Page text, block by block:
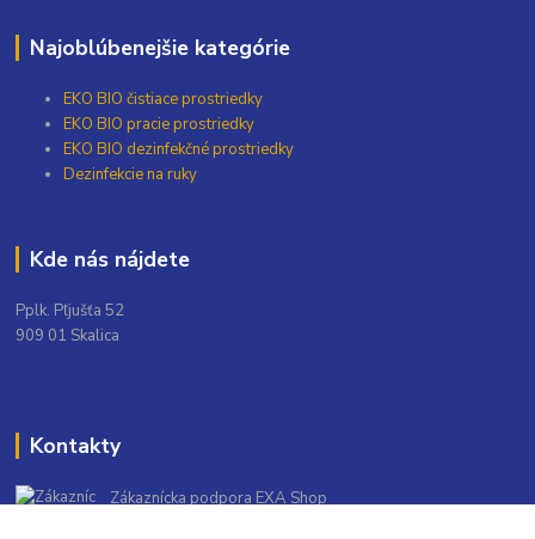
Najoblúbenejšie kategórie
EKO BIO čistiace prostriedky
EKO BIO pracie prostriedky
EKO BIO dezinfekčné prostriedky
Dezinfekcie na ruky
Kde nás nájdete
Pplk. Pľjušťa 52
909 01 Skalica
Kontakty
Zákaznícka podpora EXA Shop